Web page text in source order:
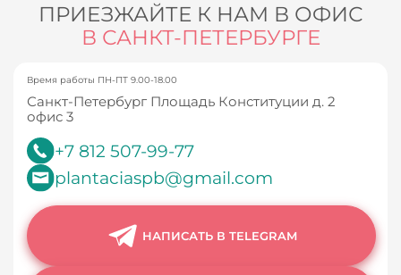
ПРИЕЗЖАЙТЕ К НАМ В ОФИС
В САНКТ-ПЕТЕРБУРГЕ
Время работы ПН-ПТ 9.00-18.00
Санкт-Петербург Площадь Конституции д. 2
офис 3
+7 812 507-99-77
plantaciaspb@gmail.com
НАПИСАТЬ В TELEGRAM